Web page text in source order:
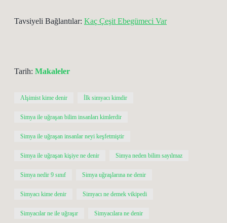
Tavsiyeli Bağlantılar: Kaç Çeşit Ebegümeci Var
Tarih: Makaleler
Alşimist kime denir İlk simyacı kimdir
Simya ile uğraşan bilim insanları kimlerdir
Simya ile uğraşan insanlar neyi keşfetmiştir
Simya ile uğraşan kişiye ne denir Simya neden bilim sayılmaz
Simya nedir 9 sınıf Simya uğraşlarına ne denir
Simyacı kime denir Simyacı ne demek vikipedi
Simyacılar ne ile uğraşır Simyacılara ne denir